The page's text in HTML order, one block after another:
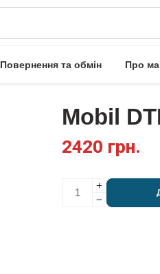
Повернення та обмін Про
Mobil
2420 грн.